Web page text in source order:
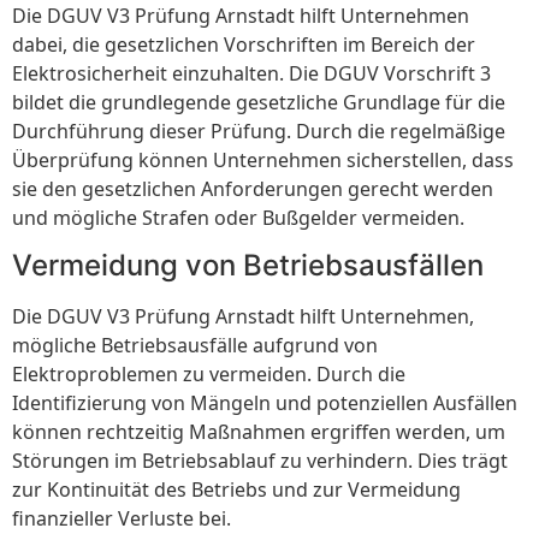
Die DGUV V3 Prüfung Arnstadt hilft Unternehmen
dabei, die gesetzlichen Vorschriften im Bereich der
Elektrosicherheit einzuhalten. Die DGUV Vorschrift 3
bildet die grundlegende gesetzliche Grundlage für die
Durchführung dieser Prüfung. Durch die regelmäßige
Überprüfung können Unternehmen sicherstellen, dass
sie den gesetzlichen Anforderungen gerecht werden
und mögliche Strafen oder Bußgelder vermeiden.
Vermeidung von Betriebsausfällen
Die DGUV V3 Prüfung Arnstadt hilft Unternehmen,
mögliche Betriebsausfälle aufgrund von
Elektroproblemen zu vermeiden. Durch die
Identifizierung von Mängeln und potenziellen Ausfällen
können rechtzeitig Maßnahmen ergriffen werden, um
Störungen im Betriebsablauf zu verhindern. Dies trägt
zur Kontinuität des Betriebs und zur Vermeidung
finanzieller Verluste bei.